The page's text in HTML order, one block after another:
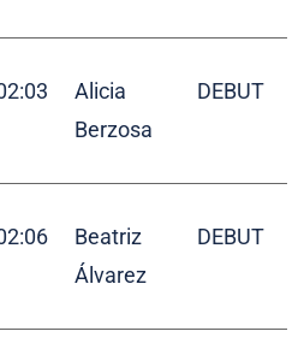
Alicia
Berzosa
DEBUT
Beatriz
Álvarez
DEBUT